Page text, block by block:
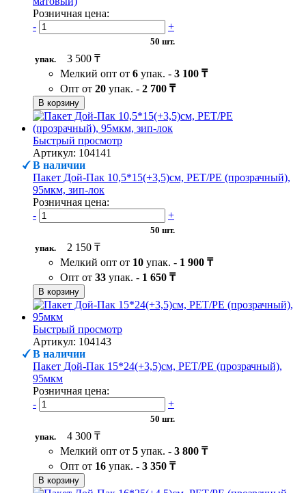
Розничная цена:
-
+
50 шт.
упак.
3 500 ₸
Мелкий опт от 6 упак. - 3 100 ₸
Опт от 20 упак. - 2 700 ₸
В корзину
Быстрый просмотр
Артикул: 104141
В наличии
Пакет Дой-Пак 10,5*15(+3,5)см, PET/PE (прозрачный),
95мкм, зип-лок
Розничная цена:
-
+
50 шт.
упак.
2 150 ₸
Мелкий опт от 10 упак. - 1 900 ₸
Опт от 33 упак. - 1 650 ₸
В корзину
Быстрый просмотр
Артикул: 104143
В наличии
Пакет Дой-Пак 15*24(+3,5)см, PET/PE (прозрачный),
95мкм
Розничная цена:
-
+
50 шт.
упак.
4 300 ₸
Мелкий опт от 5 упак. - 3 800 ₸
Опт от 16 упак. - 3 350 ₸
В корзину